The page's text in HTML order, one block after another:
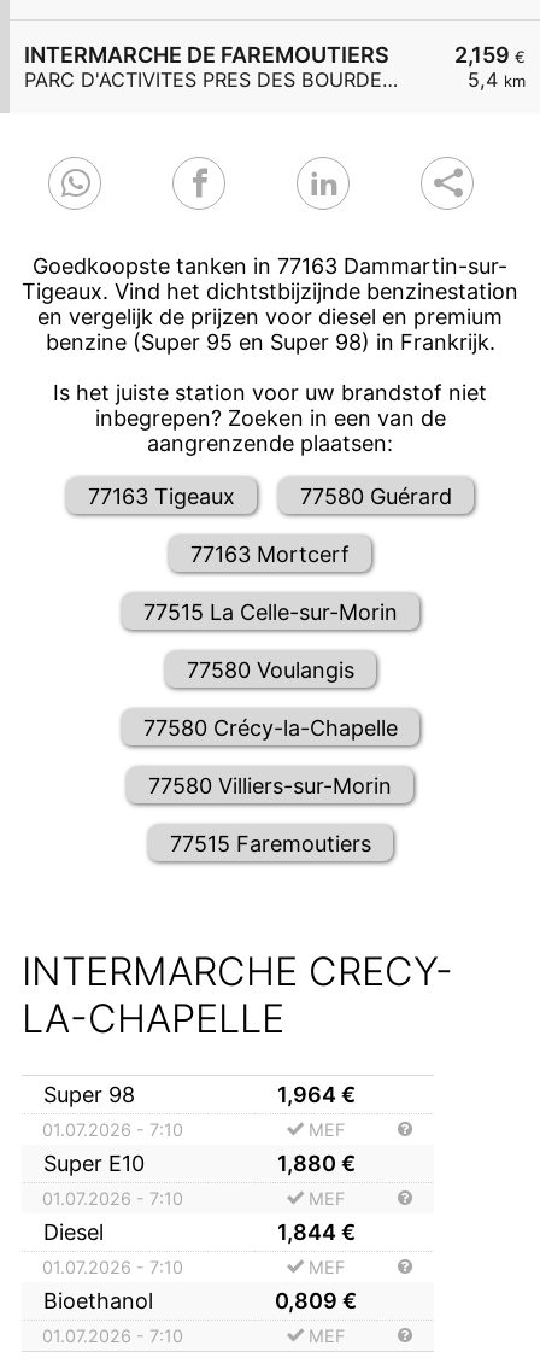
2,159 €
5,4 km
INTERMARCHE DE FAREMOUTIERS
PARC D'ACTIVITES PRES DES BOURDEAUX
Goedkoopste tanken in 77163 Dammartin-sur-
Tigeaux. Vind het dichtstbijzijnde benzinestation
en vergelijk de prijzen voor diesel en premium
benzine (Super 95 en Super 98) in Frankrijk.
Is het juiste station voor uw brandstof niet
inbegrepen? Zoeken in een van de
aangrenzende plaatsen:
77163 Tigeaux 77580 Guérard
77163 Mortcerf
77515 La Celle-sur-Morin
77580 Voulangis
77580 Crécy-la-Chapelle
77580 Villiers-sur-Morin
77515 Faremoutiers
INTERMARCHE CRECY-
LA-CHAPELLE
Super 98 1,964€
01.07.2026 - 7:10 MEF
Super E10 1,880 €
01.07.2026 - 7:10 MEF
Diesel 1,844€
01.07.2026 - 7:10 MEF
Bioethanol 0,809 €
01.07.2026 - 7:10 MEF